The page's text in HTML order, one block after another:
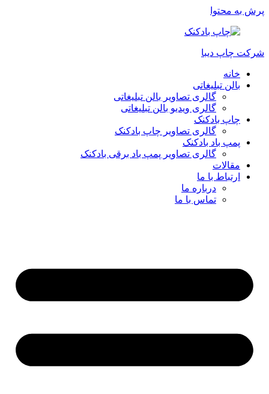
پرش به محتوا
شرکت چاپ دیبا
خانه
بالن تبلیغاتی
گالری تصاویر بالن تبلیغاتی
گالری ویدیو بالن تبلیغاتی
چاپ بادکنک
گالری تصاویر چاپ بادکنک
پمپ باد بادکنک
گالری تصاویر پمپ باد برقی بادکنک
مقالات
ارتباط با ما
درباره ما
تماس با ما